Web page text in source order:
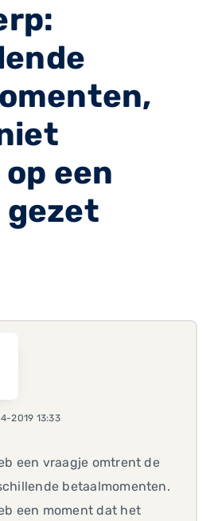
een
gezet
2019 13:33
een vraagje omtrent de
betaalmomenten.
een moment dat het